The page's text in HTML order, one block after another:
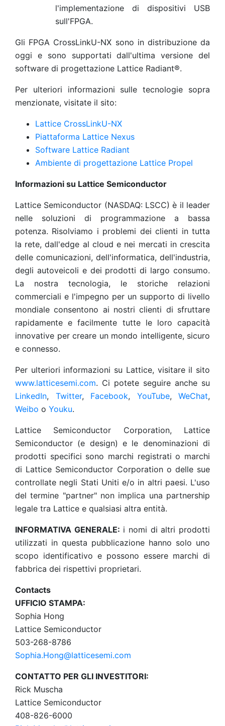
l'implementazione di dispositivi USB
sull'FPGA.
Gli FPGA CrossLinkU-NX sono in distribuzione da
oggi e sono supportati dall'ultima versione del
software di progettazione Lattice Radiant®.
Per ulteriori informazioni sulle tecnologie sopra
menzionate, visitate il sito:
Lattice CrossLinkU-NX
Piattaforma Lattice Nexus
Software Lattice Radiant
Ambiente di progettazione Lattice Propel
Informazioni su Lattice Semiconductor
Lattice Semiconductor (NASDAQ: LSCC) è il leader
nelle soluzioni di programmazione a bassa
potenza. Risolviamo i problemi dei clienti in tutta
la rete, dall'edge al cloud e nei mercati in crescita
delle comunicazioni, dell'informatica, dell'industria,
degli autoveicoli e dei prodotti di largo consumo.
La nostra tecnologia, le storiche relazioni
commerciali e l'impegno per un supporto di livello
mondiale consentono ai nostri clienti di sfruttare
rapidamente e facilmente tutte le loro capacità
innovative per creare un mondo intelligente, sicuro
e connesso.
Per ulteriori informazioni su Lattice, visitare il sito
www.latticesemi.com. Ci potete seguire anche su
LinkedIn, Twitter, Facebook, YouTube, WeChat,
Weibo o Youku.
Lattice Semiconductor Corporation, Lattice
Semiconductor (e design) e le denominazioni di
prodotti specifici sono marchi registrati o marchi
di Lattice Semiconductor Corporation o delle sue
controllate negli Stati Uniti e/o in altri paesi. L'uso
del termine "partner" non implica una partnership
legale tra Lattice e qualsiasi altra entità.
INFORMATIVA GENERALE: i nomi di altri prodotti
utilizzati in questa pubblicazione hanno solo uno
scopo identificativo e possono essere marchi di
fabbrica dei rispettivi proprietari.
Contacts
UFFICIO STAMPA:
Sophia Hong
Lattice Semiconductor
503-268-8786
Sophia.Hong@latticesemi.com
CONTATTO PER GLI INVESTITORI:
Rick Muscha
Lattice Semiconductor
408-826-6000